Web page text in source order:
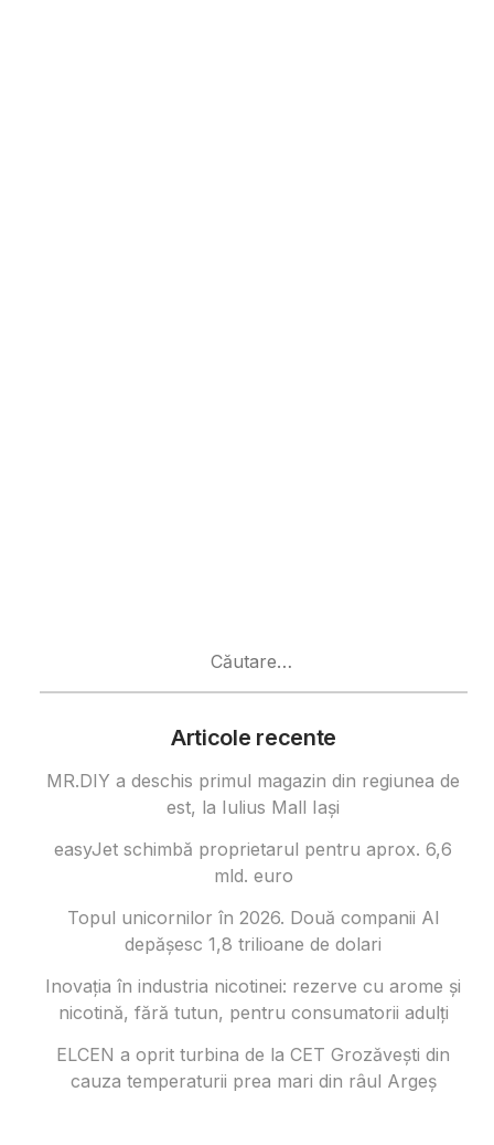
Articole recente
MR.DIY a deschis primul magazin din regiunea de
est, la Iulius Mall Iași
easyJet schimbă proprietarul pentru aprox. 6,6
mld. euro
Topul unicornilor în 2026. Două companii AI
depășesc 1,8 trilioane de dolari
Inovația în industria nicotinei: rezerve cu arome și
nicotină, fără tutun, pentru consumatorii adulți
ELCEN a oprit turbina de la CET Grozăvești din
cauza temperaturii prea mari din râul Argeș